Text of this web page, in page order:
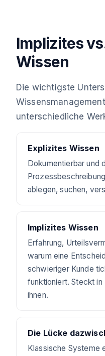
Implizites
Wissen
Die wichtigste
unterschiedliche
Explizites Wissen
Dokumentierbar und
ablegen, suchen,
Implizites Wissen
Erfahrung,
warum eine
schwieriger Kunde
funktioniert. Steckt
ihnen.
Die Lücke
Klassische Systeme